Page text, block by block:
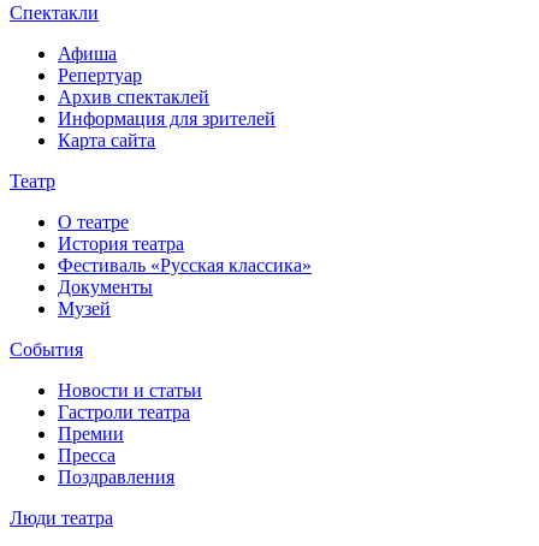
Спектакли
Афиша
Репертуар
Архив спектаклей
Информация для зрителей
Карта сайта
Театр
О театре
История театра
Фестиваль «Русская классика»
Документы
Музей
События
Новости и статьи
Гастроли театра
Премии
Пресса
Поздравления
Люди театра